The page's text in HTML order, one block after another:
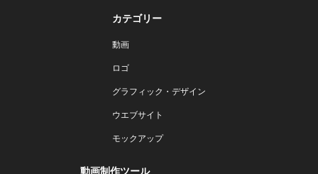
カテゴリー
動画
ロゴ
グラフィック・デザイン
ウエブサイト
モックアップ
動画制作ツール